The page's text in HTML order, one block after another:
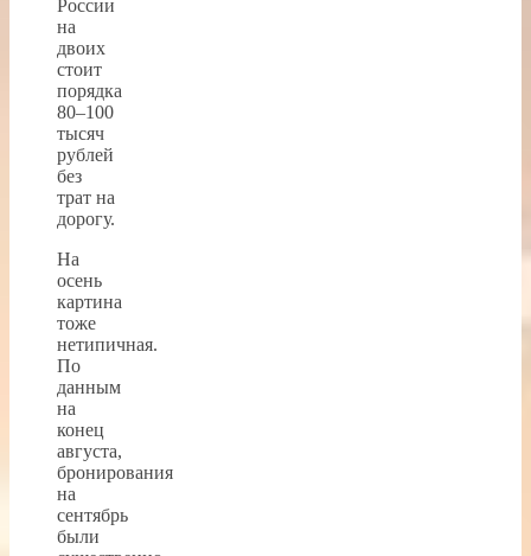
России
на
двоих
стоит
порядка
80–100
тысяч
рублей
без
трат на
дорогу.
На
осень
картина
тоже
нетипичная.
По
данным
на
конец
августа,
бронирования
на
сентябрь
были